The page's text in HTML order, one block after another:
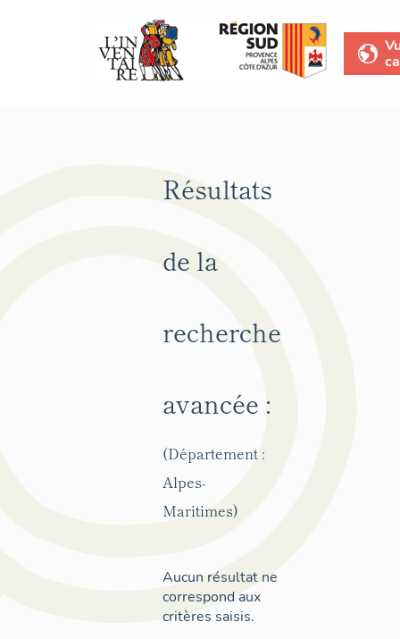
Résultats
de la
recherche
avancée :
(Département :
Alpes-
Maritimes)
Aucun résultat ne
correspond aux
critères saisis.